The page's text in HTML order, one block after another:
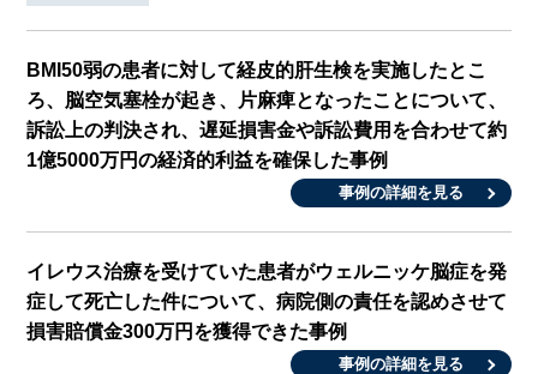
BMI50弱の患者に対して経皮的肝生検を実施したとこ
ろ、脳空気塞栓が起き、片麻痺となったことについて、
訴訟上の判決され、遅延損害金や訴訟費用を合わせて約
1億5000万円の経済的利益を確保した事例
事例の詳細を見る
イレウス治療を受けていた患者がウェルニッケ脳症を発
症して死亡した件について、病院側の責任を認めさせて
損害賠償金300万円を獲得できた事例
事例の詳細を見る